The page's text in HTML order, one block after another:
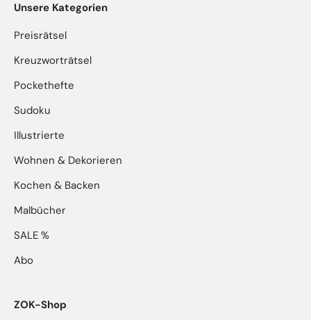
Unsere Kategorien
Preisrätsel
Kreuzworträtsel
Pockethefte
Sudoku
Illustrierte
Wohnen & Dekorieren
Kochen & Backen
Malbücher
SALE %
Abo
ZOK-Shop